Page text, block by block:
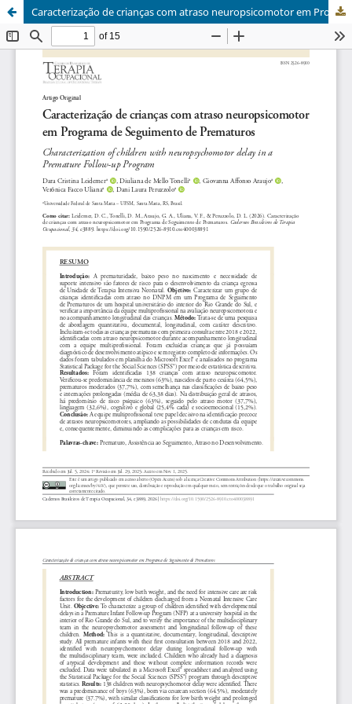
Caracterização de crianças com atraso neuropsicomotor em Programa de Seguimento de Prematuros